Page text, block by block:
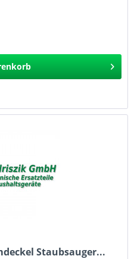
Staubsauger...